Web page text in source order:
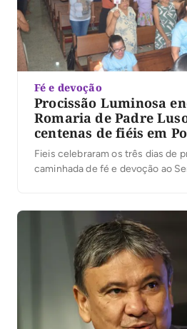
Fé e devoção
Procissão Luminosa
Romaria de Padre
centenas de fiéis em
Fieis celebraram os três dias de
caminhada de fé e devoção ao